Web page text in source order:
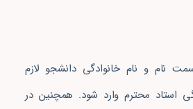
نام و نام خانوادگی دانشجو لازم
استاد محترم وارد شود. همچنین در